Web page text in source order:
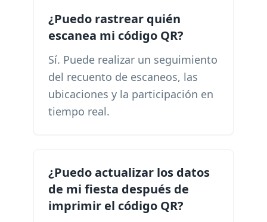
¿Puedo rastrear quién
escanea mi código QR?
Sí. Puede realizar un seguimiento
del recuento de escaneos, las
ubicaciones y la participación en
tiempo real.
¿Puedo actualizar los datos
de mi fiesta después de
imprimir el código QR?